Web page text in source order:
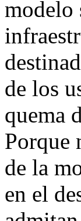
modelo
de los
quema
Porque
de la
en el